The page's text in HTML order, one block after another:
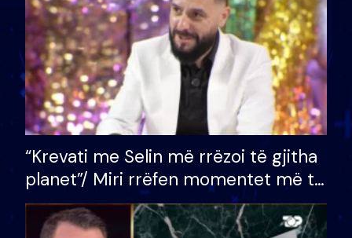
“Krevati me Selin më rrëzoi të gjitha
planet”/ Miri rrëfen momentet më të
bukura në shtëpinë e BB VIP: Do më
mungojë zilja e mëngjesit kur…